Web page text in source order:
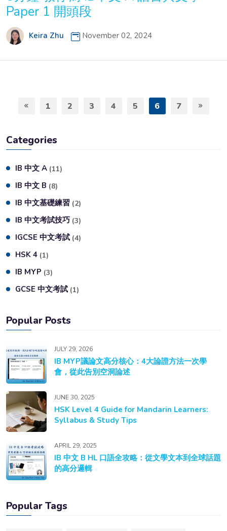
Paper 1 開頭段
Keira Zhu November 02, 2024
1 2 3 4 5 6 7
Categories
IB 中文 A (11)
IB 中文 B (8)
IB 中文基礎練習 (2)
IB 中文考試技巧 (3)
IGCSE 中文考試 (4)
HSK 4 (1)
IB MYP (3)
GCSE 中文考試 (1)
Popular Posts
JULY 29, 2026
IB MYP議論文高分核心：4大論證方法一次學
會，從此告別空洞論述
JUNE 30, 2025
HSK Level 4 Guide for Mandarin Learners:
Syllabus & Study Tips
APRIL 29, 2025
IB 中文 B HL 口語全攻略：從文學文本到全球話題
的高分邏輯
Popular Tags